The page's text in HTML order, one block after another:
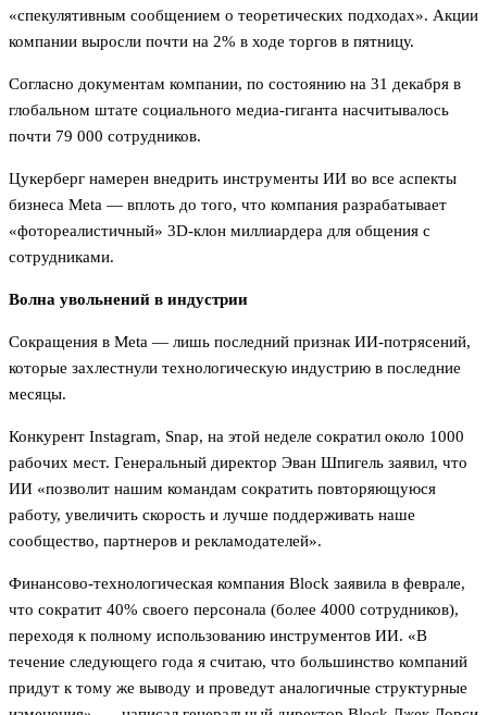
«спекулятивным сообщением о теоретических подходах». Акции
компании выросли почти на 2% в ходе торгов в пятницу.
Согласно документам компании, по состоянию на 31 декабря в
глобальном штате социального медиа-гиганта насчитывалось
почти 79 000 сотрудников.
Цукерберг намерен внедрить инструменты ИИ во все аспекты
бизнеса Meta — вплоть до того, что компания разрабатывает
«фотореалистичный» 3D-клон миллиардера для общения с
сотрудниками.
Волна увольнений в индустрии
Сокращения в Meta — лишь последний признак ИИ-потрясений,
которые захлестнули технологическую индустрию в последние
месяцы.
Конкурент Instagram, Snap, на этой неделе сократил около 1000
рабочих мест. Генеральный директор Эван Шпигель заявил, что
ИИ «позволит нашим командам сократить повторяющуюся
работу, увеличить скорость и лучше поддерживать наше
сообщество, партнеров и рекламодателей».
Финансово-технологическая компания Block заявила в феврале,
что сократит 40% своего персонала (более 4000 сотрудников),
переходя к полному использованию инструментов ИИ. «В
течение следующего года я считаю, что большинство компаний
придут к тому же выводу и проведут аналогичные структурные